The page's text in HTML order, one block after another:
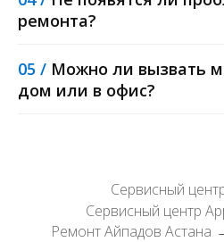
ремонта?
05 / Можно ли вызвать
дом или в офис?
Сервисный
Сервисный центр
Ремонт Айпадов Астана